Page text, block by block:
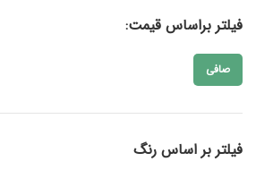
فیلتر براساس قیمت:
حداقل
حداكثر
صافی
فیلتر بر اساس رنگ